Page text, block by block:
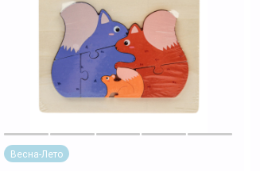
Весна-Лето